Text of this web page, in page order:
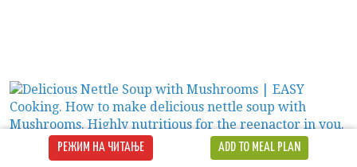
РЕЖИМ НА ЧИТАЊЕ ADD TO MEAL PLAN